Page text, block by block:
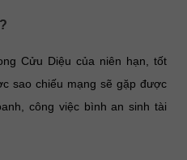
Cửu Diệu của niên hạn, tốt
sao chiếu mạng sẽ gặp được
công việc bình an sinh tài